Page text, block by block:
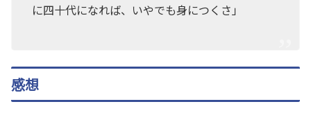
に四十代になれば、いやでも身につくさ」
感想